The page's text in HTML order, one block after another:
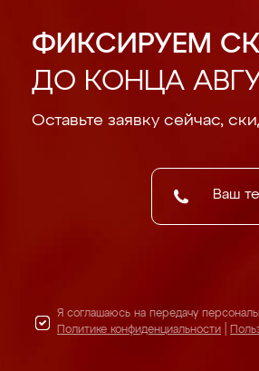
ФИКСИРУЕМ
ДО КОНЦА
Оставьте заявку сейчас,
Я соглашаюсь на передачу
Политике конфиденциальности